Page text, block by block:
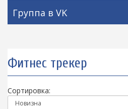
Группа в VK
Фитнес трекер
Сортировка: